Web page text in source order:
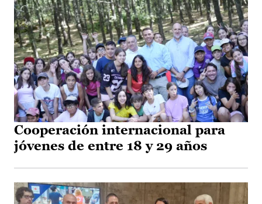
Cooperación internacional para
jóvenes de entre 18 y 29 años